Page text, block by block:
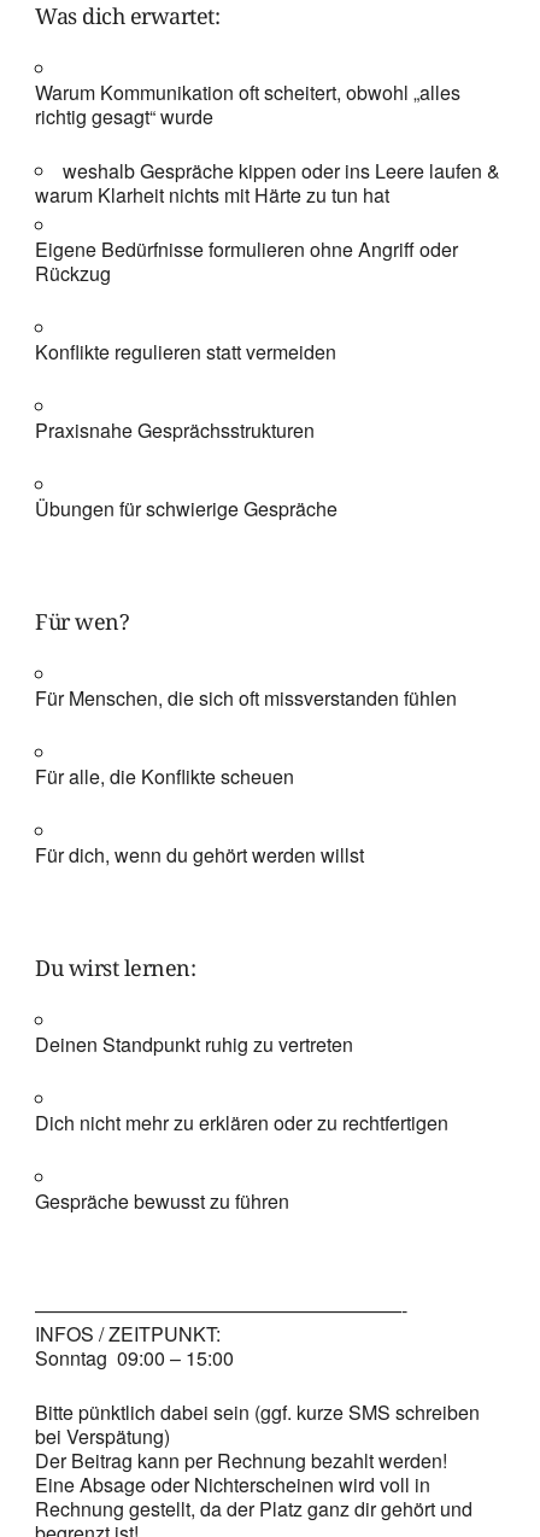
Was dich erwartet:
Warum Kommunikation oft scheitert, obwohl „alles
richtig gesagt“ wurde
weshalb Gespräche kippen oder ins Leere laufen &
warum Klarheit nichts mit Härte zu tun hat
Eigene Bedürfnisse formulieren ohne Angriff oder
Rückzug
Konflikte regulieren statt vermeiden
Praxisnahe Gesprächsstrukturen
Übungen für schwierige Gespräche
Für wen?
Für Menschen, die sich oft missverstanden fühlen
Für alle, die Konflikte scheuen
Für dich, wenn du gehört werden willst
Du wirst lernen:
Deinen Standpunkt ruhig zu vertreten
Dich nicht mehr zu erklären oder zu rechtfertigen
Gespräche bewusst zu führen
———————————————————-
INFOS / ZEITPUNKT:
Sonntag 09:00 – 15:00
Bitte pünktlich dabei sein (ggf. kurze SMS schreiben
bei Verspätung)
Der Beitrag kann per Rechnung bezahlt werden!
Eine Absage oder Nichterscheinen wird voll in
Rechnung gestellt, da der Platz ganz dir gehört und